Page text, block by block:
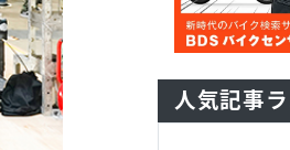
人気記事